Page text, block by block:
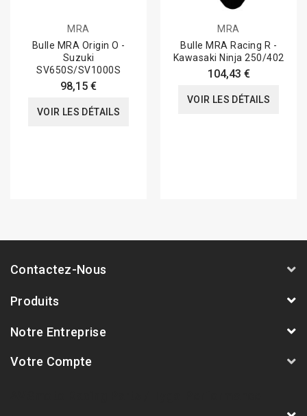
MRA
Bulle MRA Origin O -
Suzuki
SV650S/SV1000S
98,15 €
VOIR LES DÉTAILS
MRA
Bulle MRA Racing R -
Kawasaki Ninja 250/402
104,43 €
VOIR LES DÉTAILS
Contactez-Nous
Produits
Notre Entreprise
Votre Compte